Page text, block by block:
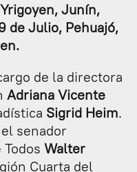
Junín,
de Julio, Pehuajó,
de la directora
Adriana Vicente
Sigrid Heim.
senador
Walter
Cuarta del